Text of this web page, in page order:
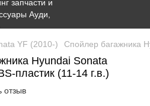
YF (2010-) Спойлер багажника
Hyundai Sonata
пластик (11-14 г.в.)
отзыв